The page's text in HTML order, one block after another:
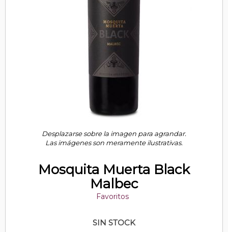
Desplazarse sobre la imagen para agrandar.
Las imágenes son meramente ilustrativas.
Mosquita Muerta Black
Malbec
Favoritos
SIN STOCK